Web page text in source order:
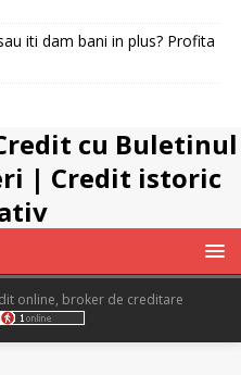
iti dam bani in plus? Profita
cu Buletinul
| Credit istoric
online, broker de creditare